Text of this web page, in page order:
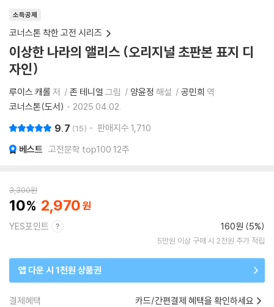
소득공제
코너스톤 착한 고전 시리즈
이상한 나라의 앨리스 (오리지널 초판본 표지 디
자인)
루이스 캐롤 저 존 테니얼 그림 양윤정 해설 공민희 역
코너스톤(도서)
2025.04.02.
9.7 15 판매지수 1,710
베스트 고전문학 top100 12주
3,300원
10 2,970
YES포인트 160원 (5%)
5만원 이상 구매 시 2천원 추가 적립
앱 다운 시 1천원 상품권
결제혜택 카드/간편결제 혜택을 확인하세요